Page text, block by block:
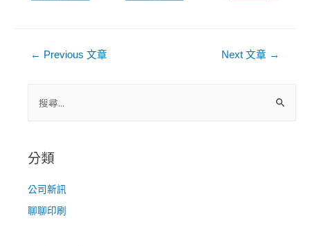
← Previous 文章 Next 文章 →
字
:
分類
公司新訊
聊聊印刷